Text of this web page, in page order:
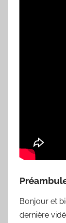
Bonjour et
dernière